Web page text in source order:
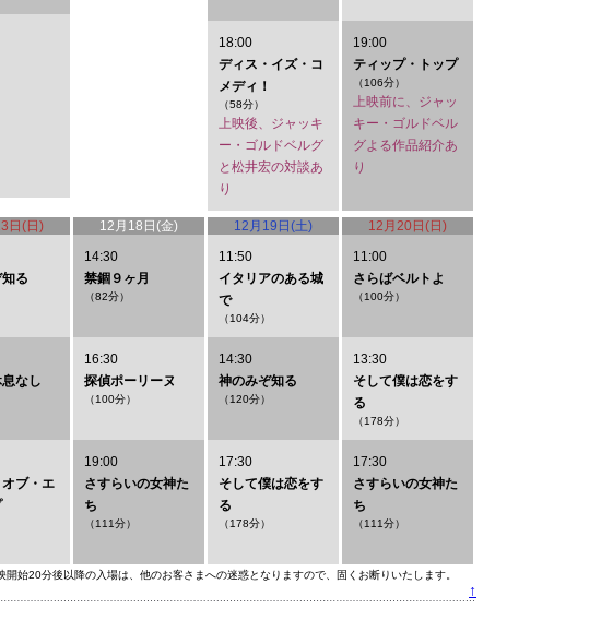
18:00
ディス・イズ・コ
メディ！
（58分）
上映後、ジャッキ
ー・ゴルドベルグ
と松井宏の対談あ
り
19:00
ティップ・トップ
（106分）
上映前に、ジャッ
キー・ゴルドベル
グよる作品紹介あ
り
日(日)
る
なし
ブ・エ
12月18日(金)
14:30
禁錮９ヶ月
（82分）
16:30
探偵ポーリーヌ
（100分）
19:00
さすらいの女神た
ち
（111分）
12月19日(土)
11:50
イタリアのある城
で
（104分）
14:30
神のみぞ知る
（120分）
17:30
そして僕は恋をす
る
（178分）
12月20日(日)
11:00
さらばベルトよ
（100分）
13:30
そして僕は恋をす
る
（178分）
17:30
さすらいの女神た
ち
（111分）
始20分後以降の入場は、他のお客さまへの迷惑となりますので、固くお断りいたします。
↑